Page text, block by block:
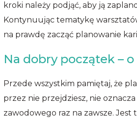
kroki należy podjąć, aby ją
Kontynuując tematykę
na prawdę zacząć planowanie
Na dobry początek –
Przede wszystkim pamiętaj, że
przez nie przejdziesz, nie
zawodowego raz na zawsze.